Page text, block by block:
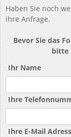
Haben Sie noch
ihre Anfrage.
Bevor Sie das
bitte
Ihr Name
Ihre
Ihre E-Mail